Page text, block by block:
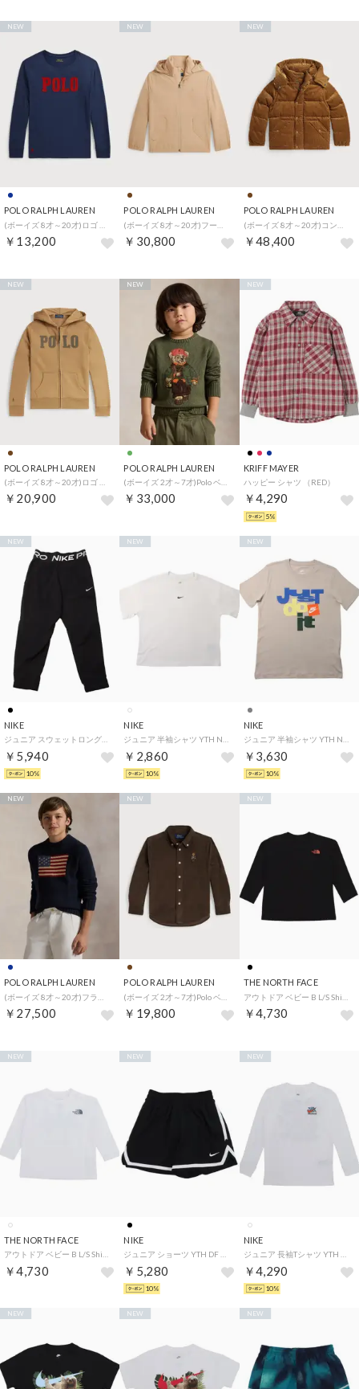
POLO RALPH LAUREN
￥13,200
NEW
POLO RALPH LAUREN
￥30,800
NEW
POLO RALPH LAUREN
￥48,400
NEW
POLO RALPH LAUREN
￥20,900
NEW
POLO RALPH LAUREN
￥33,000
NEW
KRIFF MAYER
ハッピー シャツ （RED）
￥4,290
NEW
5%
NIKE
￥5,940
NEW
10%
NIKE
￥2,860
NEW
10%
NIKE
￥3,630
NEW
10%
POLO RALPH LAUREN
￥27,500
NEW
POLO RALPH LAUREN
￥19,800
NEW
THE NORTH FACE
￥4,730
NEW
THE NORTH FACE
￥4,730
NEW
NIKE
￥5,280
NEW
10%
NIKE
￥4,290
NEW
10%
NEW NEW NEW